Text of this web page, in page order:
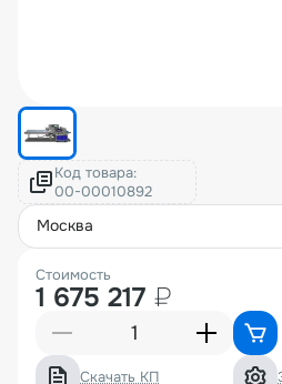
Код товара:
москва
Стоимость
1 675 217 ₽
Скачать КП